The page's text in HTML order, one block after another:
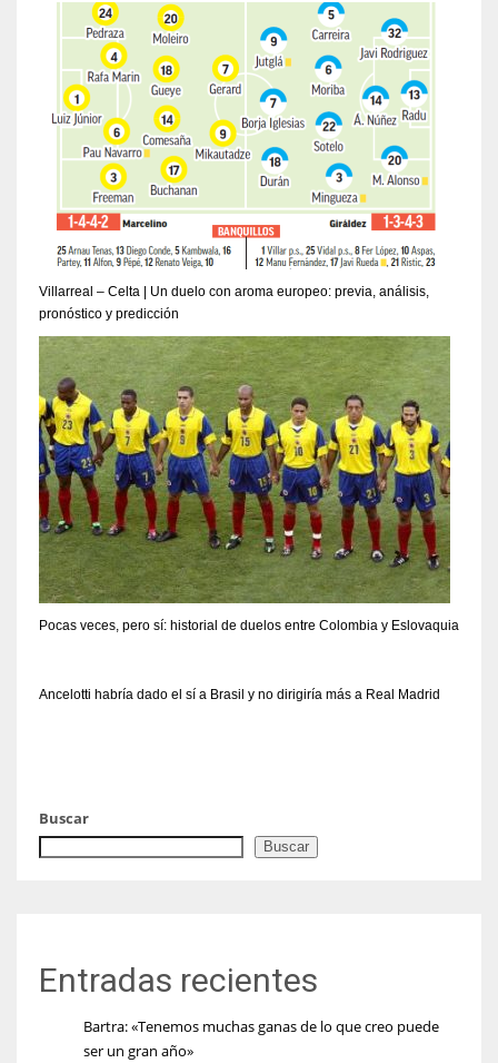
Villarreal – Celta | Un duelo con aroma europeo: previa, análisis,
pronóstico y predicción
Pocas veces, pero sí: historial de duelos entre Colombia y Eslovaquia
Ancelotti habría dado el sí a Brasil y no dirigiría más a Real Madrid
Buscar
Buscar
Entradas recientes
Bartra: «Tenemos muchas ganas de lo que creo puede
ser un gran año»